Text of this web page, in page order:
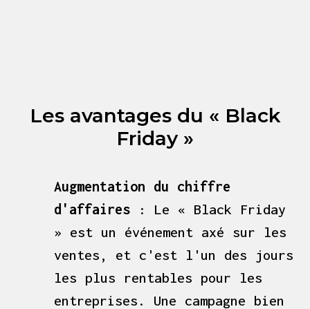
Les avantages du « Black
Friday »
Augmentation du chiffre
d'affaires: Le « Black Friday
» est un événement axé sur les
ventes, et c'est l'un des jours
les plus rentables pour les
entreprises. Une campagne bien